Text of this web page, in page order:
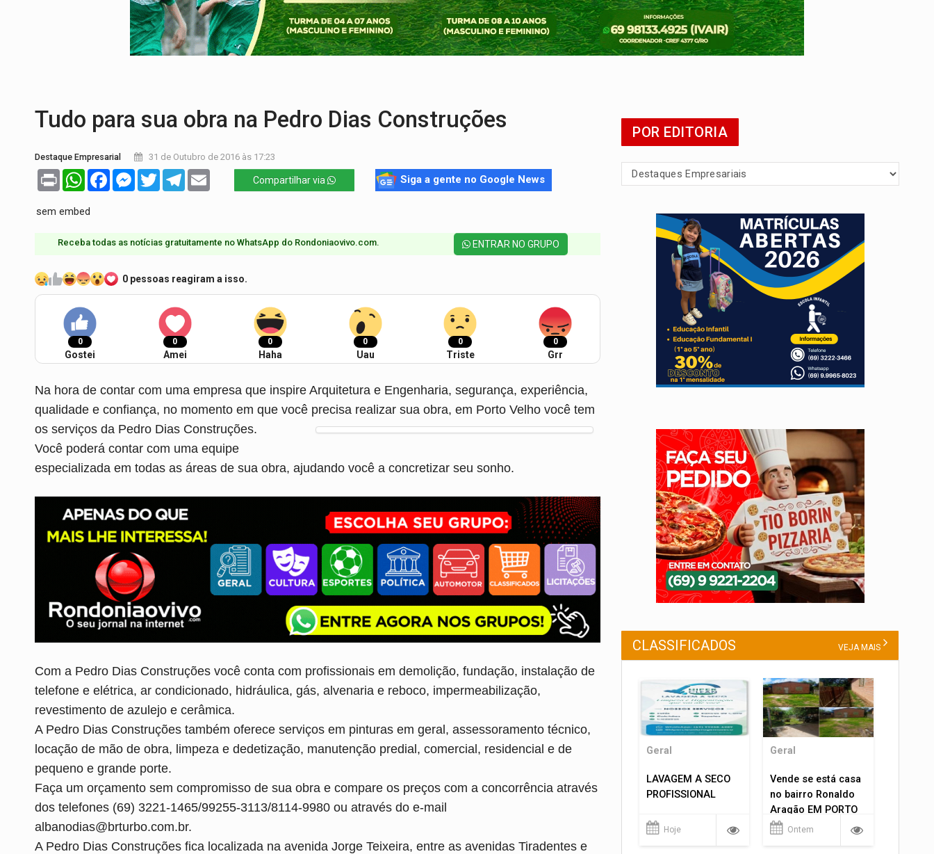
TRANSPARÊNCIA:TCE reúne candidatos ao Governo e apresenta diagnóstico sobre RO
ELAS DECIDEM: Mulheres são maioria e representam 52% do eleitorado de Rondônia em 2026
Tudo para sua obra na Pedro Dias Construções
Destaque Empresarial 31 de Outubro de 2016 às 17:23
Print WhatsAppFacebookMessenger
TwitterTelegram Compartilhar via Siga a gente no Google News
sem embed
Receba todas as notícias gratuitamente no WhatsApp do Rondoniaovivo.com.​ ENTRAR NO GRUPO
0 pessoas reagiram a isso.
0
Gostei
0
Amei
0
Haha
0
Uau
0
Triste
0
Grr
Na hora de contar com uma empresa que inspire Arquitetura e Engenharia, segurança, experiência,
qualidade e confiança, no momento em que você precisa realizar sua obra, em Porto Velho você tem
os serviços da Pedro Dias Construções.
Você poderá contar com uma equipe
especializada em todas as áreas de sua obra, ajudando você a concretizar seu sonho.
Com a Pedro Dias Construções você conta com profissionais em demolição, fundação, instalação de
telefone e elétrica, ar condicionado, hidráulica, gás, alvenaria e reboco, impermeabilização,
revestimento de azulejo e cerâmica.
A Pedro Dias Construções também oferece serviços em pinturas em geral, assessoramento técnico,
locação de mão de obra, limpeza e dedetização, manutenção predial, comercial, residencial e de
pequeno e grande porte.
Faça um orçamento sem compromisso de sua obra e compare os preços com a concorrência através
dos telefones (69) 3221-1465/99255-3113/8114-9980 ou através do e-mail
albanodias@brturbo.com.br.
A Pedro Dias Construções fica localizada na avenida Jorge Teixeira, entre as avenidas Tiradentes e
POR EDITORIA
CLASSIFICADOS VEJA MAIS
Geral
LAVAGEM A SECO
PROFISSIONAL
Hoje
Geral
Vende se está casa
no bairro Ronaldo
Aragão EM PORTO
VELHO RO.
Ontem